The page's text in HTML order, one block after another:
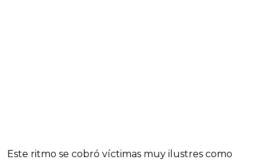
Este ritmo se cobró víctimas muy ilustres como